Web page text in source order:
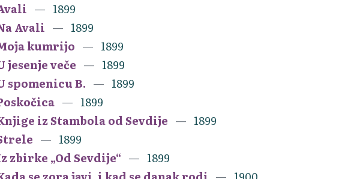
1899
Avali
1899
kumrijo
1899
jesenje veče
1899
spomenicu B.
1899
1899
iz Stambola od Sevdije
1899
1899
zbirke „Od Sevdije“
1899